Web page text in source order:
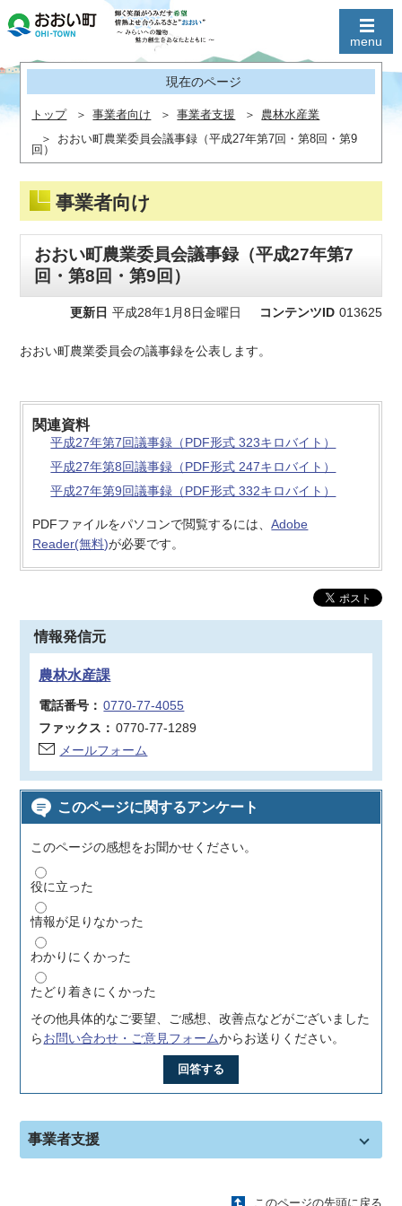
現在のページ
トップ 事業者向け 事業者支援
農林水産業
おおい町農業委員会議事録（平成27年第7回・第8回・第9
回）
事業者向け
おおい町農業委員会議事録（平成27年第7
回・第8回・第9回）
更新日 平成28年1月8日金曜日 コンテンツID 013625
おおい町農業委員会の議事録を公表します。
関連資料
平成27年第7回議事録（PDF形式 323キロバイト）
平成27年第8回議事録（PDF形式 247キロバイト）
平成27年第9回議事録（PDF形式 332キロバイト）
PDFファイルをパソコンで閲覧するには、Adobe
Reader(無料)が必要です。
情報発信元
農林水産課
電話番号： 0770-77-4055
ファックス： 0770-77-1289
メールフォーム
このページに関するアンケート
このページの感想をお聞かせください。
役に立った
情報が足りなかった
わかりにくかった
たどり着きにくかった
その他具体的なご要望、ご感想、改善点などがございました
らお問い合わせ・ご意見フォームからお送りください。
回答する
事業者支援
このページの先頭に戻る